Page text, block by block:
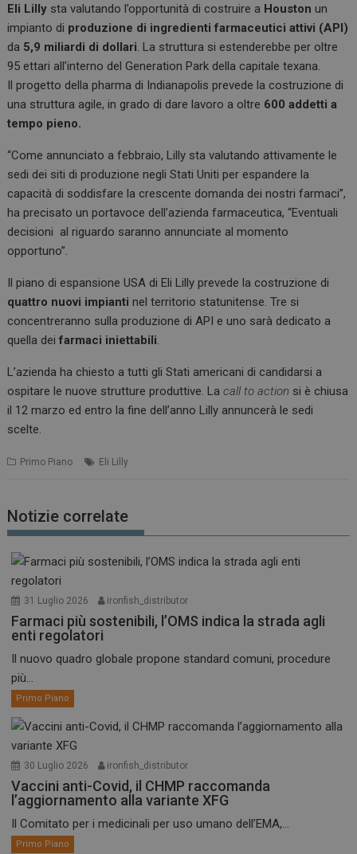
ce
b
o
o
k
ke
dI
n
at
s
A
p
Eli Lilly sta valutando l’opportunità di costruire a Houston un
impianto di produzione di ingredienti farmaceutici attivi (API)
da 5,9 miliardi di dollari . La struttura si estenderebbe per oltre
95 ettari all’interno del Generation Park della capitale texana.
Il progetto della pharma di Indianapolis prevede la costruzione di
una struttura agile, in grado di dare lavoro a oltre 600 addetti a
tempo pieno.
“Come annunciato a febbraio, Lilly sta valutando attivamente le
sedi dei siti di produzione negli Stati Uniti per espandere la
capacità di soddisfare la crescente domanda dei nostri farmaci”,
ha precisato un portavoce dell’azienda farmaceutica, “Eventuali
decisioni al riguardo saranno annunciate al momento
opportuno”.
Il piano di espansione USA di Eli Lilly prevede la costruzione di
quattro nuovi impianti nel territorio statunitense. Tre si
concentreranno sulla produzione di API e uno sarà dedicato a
quella deifarmaci iniettabili
L’azienda ha chiesto a tutti gli Stati americani di candidarsi a
ospitare le nuove strutture produttive. Lacall to action si è chiusa
il 12 marzo ed entro la fine dell’anno Lilly annuncerà le sedi
scelte.
Primo Piano Eli Lilly
Notizie correlate
31 Luglio 2026 ironfish_distributor
Farmaci più sostenibili, l’OMS indica la strada agli
enti regolatori
Il nuovo quadro globale propone standard comuni, procedure
più...
Primo Piano
30 Luglio 2026 ironfish_distributor
Vaccini anti-Covid, il CHMP raccomanda
l’aggiornamento alla variante XFG
Il Comitato per i medicinali per uso umano dell’EMA,...
Primo Piano